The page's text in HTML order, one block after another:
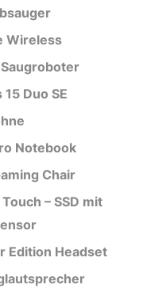
Wireless
Duo SE
Notebook
Chair
– SSD mit
Edition Headset